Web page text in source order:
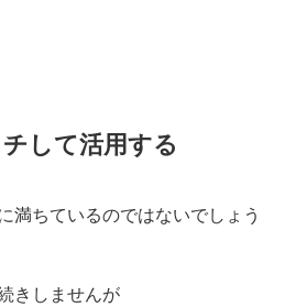
して活用する
満ちているのではないでしょう
きしませんが